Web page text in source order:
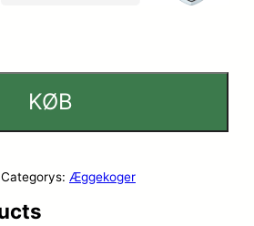
KØB
Categorys: Æggekoger